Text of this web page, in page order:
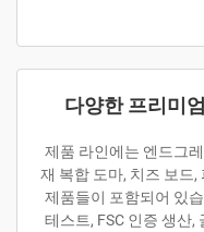
다양한 프리미
제품 라인에는 엔드그
재 복합 도마, 치즈 보드
제품들이 포함되어 있
테스트, FSC 인증 생산,